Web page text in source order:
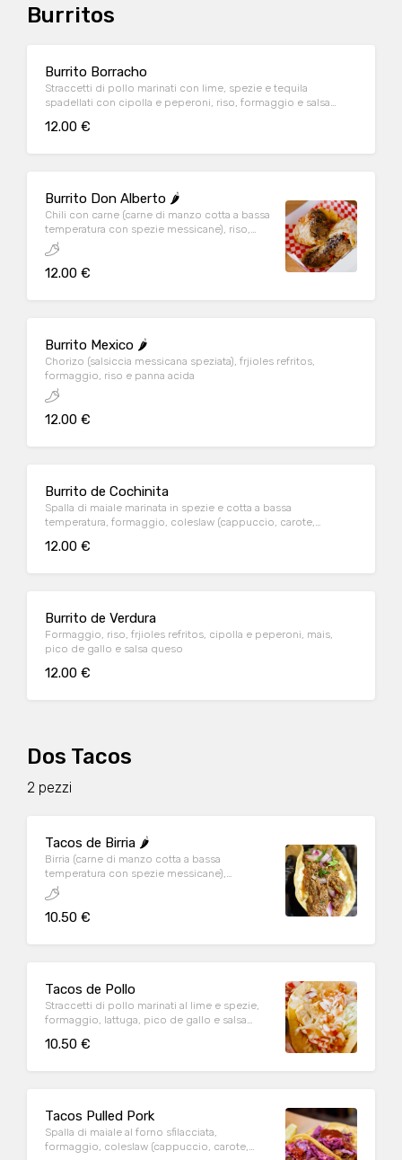
Burritos
Burrito Borracho
Straccetti di pollo marinati con lime, spezie e tequila
spadellati con cipolla e peperoni, riso, formaggio e salsa
12.00 €
Burrito Don Alberto 🌶️
Chili con carne (carne di manzo cotta a bassa
temperatura con spezie messicane), riso,
fagioli, formaggio, cipolla tritata e peperoni
12.00 €
Burrito Mexico 🌶️
Chorizo (salsiccia messicana speziata), frjioles refritos,
formaggio, riso e panna acida
12.00 €
Burrito de Cochinita
Spalla di maiale marinata in spezie e cotta a bassa
temperatura, formaggio, coleslaw (cappuccio, carote,
12.00 €
Burrito de Verdura
Formaggio, riso, frjioles refritos, cipolla e peperoni, mais,
pico de gallo e salsa queso
12.00 €
Dos Tacos
2 pezzi
Tacos de Birria 🌶️
Birria (carne di manzo cotta a bassa
temperatura con spezie messicane),
formaggio, cipolla, coriandolo e salsa
10.50 €
Tacos de Pollo
Straccetti di pollo marinati al lime e spezie,
formaggio, lattuga, pico de gallo e salsa
10.50 €
Tacos Pulled Pork
Spalla di maiale al forno sfilacciata,
formaggio, coleslaw (cappuccio, carote,